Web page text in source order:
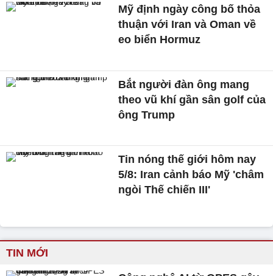
Mỹ định ngày công bố thỏa
thuận với Iran và Oman về
eo biển Hormuz
Bắt người đàn ông mang
theo vũ khí gần sân golf của
ông Trump
Tin nóng thế giới hôm nay
5/8: Iran cảnh báo Mỹ 'châm
ngòi Thế chiến III'
TIN MỚI